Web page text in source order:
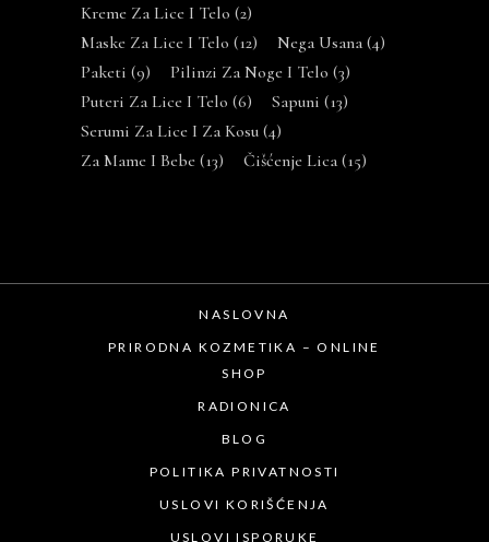
Kreme Za Lice I Telo (2)
Maske Za Lice I Telo (12) Nega Usana (4)
Paketi (9) Pilinzi Za Noge I Telo (3)
Puteri Za Lice I Telo (6) Sapuni (13)
Serumi Za Lice I Za Kosu (4)
Za Mame I Bebe (13) Čišćenje Lica (15)
NASLOVNA
PRIRODNA KOZMETIKA – ONLINE
SHOP
RADIONICA
BLOG
POLITIKA PRIVATNOSTI
USLOVI KORIŠĆENJA
USLOVI ISPORUKE